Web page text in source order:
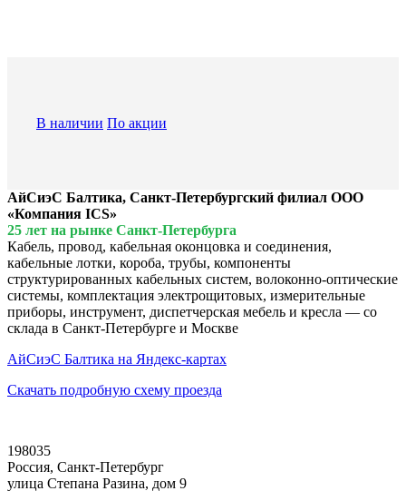
В наличии По акции
АйСиэС Балтика, Санкт-Петербургский филиал ООО
«Компания ICS»
25 лет на рынке Санкт-Петербурга
Кабель, провод, кабельная оконцовка и соединения,
кабельные лотки, короба, трубы, компоненты
структурированных кабельных систем, волоконно-оптические
системы, комплектация электрощитовых, измерительные
приборы, инструмент, диспетчерская мебель и кресла — со
склада в Санкт-Петербурге и Москве
АйСиэС Балтика на Яндекс-картах
Скачать подробную схему проезда
198035
Россия, Санкт-Петербург
улица Степана Разина, дом 9